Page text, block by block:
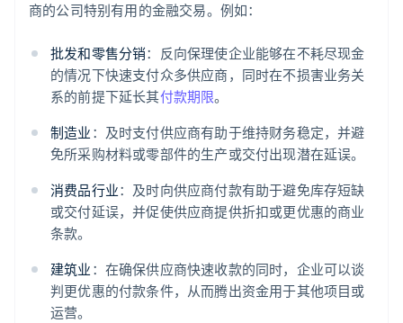
商的公司特别有用的金融交易。例如：
批发和零售分销：反向保理使企业能够在不耗尽现金
的情况下快速支付众多供应商，同时在不损害业务关
系的前提下延长其付款期限。
制造业 ：及时支付供应商有助于维持财务稳定，并避
免所采购材料或零部件的生产或交付出现潜在延误。
消费品行业：及时向供应商付款有助于避免库存短缺
或交付延误，并促使供应商提供折扣或更优惠的商业
条款。
建筑业 ：在确保供应商快速收款的同时，企业可以谈
判更优惠的付款条件，从而腾出资金用于其他项目或
运营。